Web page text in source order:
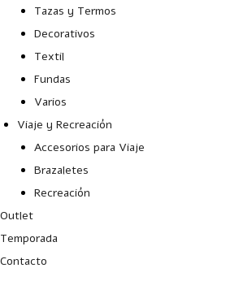
Tazas y Termos
Decorativos
Textil
Fundas
Varios
Viaje y Recreación
Accesorios para Viaje
Brazaletes
Recreación
Outlet
Temporada
Contacto